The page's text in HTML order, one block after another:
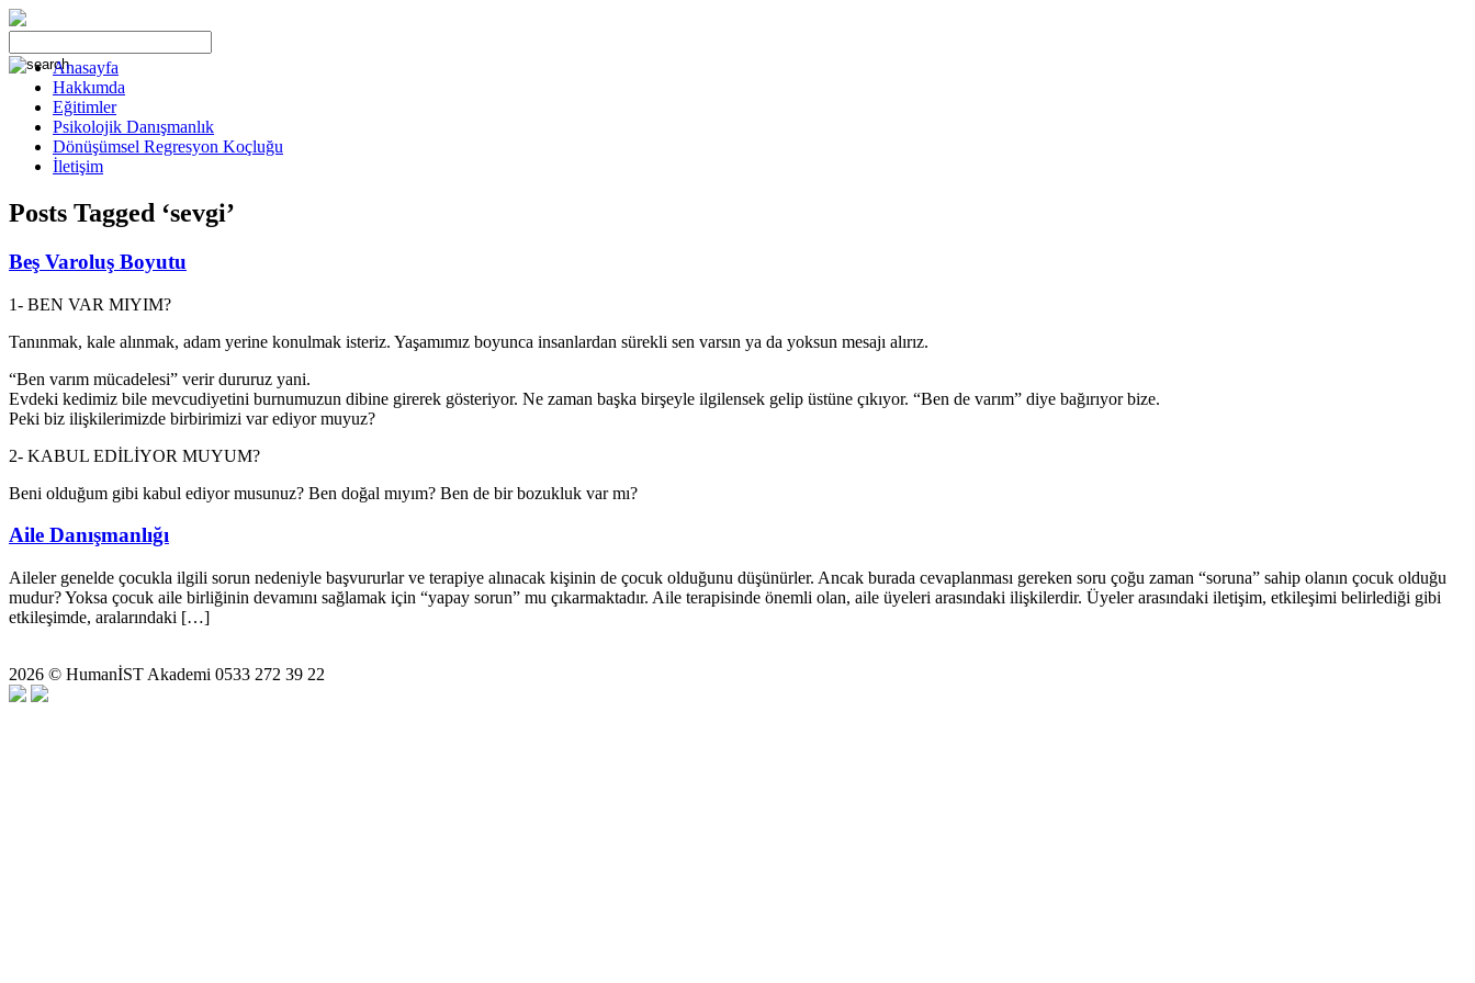
Anasayfa
Hakkımda
Eğitimler
Psikolojik Danışmanlık
Dönüşümsel Regresyon Koçluğu
İletişim
Posts Tagged ‘sevgi’
Beş Varoluş Boyutu
1- BEN VAR MIYIM?
Tanınmak, kale alınmak, adam yerine konulmak isteriz. Yaşamımız boyunca insanlardan sürekli sen varsın ya da yoksun mesajı alırız.
“Ben varım mücadelesi” verir dururuz yani.
Evdeki kedimiz bile mevcudiyetini burnumuzun dibine girerek gösteriyor. Ne zaman başka birşeyle ilgilensek gelip üstüne çıkıyor. “Ben de varım” diye bağırıyor bize.
Peki biz ilişkilerimizde birbirimizi var ediyor muyuz?
2- KABUL EDİLİYOR MUYUM?
Beni olduğum gibi kabul ediyor musunuz? Ben doğal mıyım? Ben de bir bozukluk var mı?
Aile Danışmanlığı
Aileler genelde çocukla ilgili sorun nedeniyle başvururlar ve terapiye alınacak kişinin de çocuk olduğunu düşünürler. Ancak burada cevaplanması gereken soru çoğu zaman “soruna” sahip olanın çocuk olduğu
mudur? Yoksa çocuk aile birliğinin devamını sağlamak için “yapay sorun” mu çıkarmaktadır. Aile terapisinde önemli olan, aile üyeleri arasındaki ilişkilerdir. Üyeler arasındaki iletişim, etkileşimi belirlediği gibi
etkileşimde, aralarındaki […]
2026 © HumanİST Akademi 0533 272 39 22